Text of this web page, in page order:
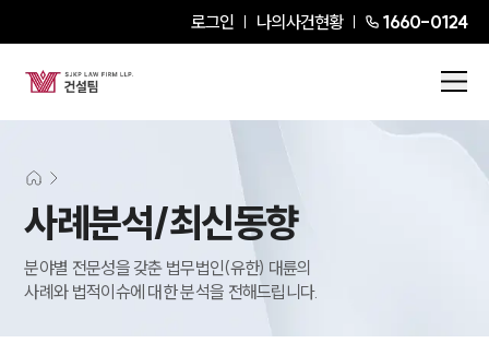
로그인 나의사건현황 1660-0124
사례분석/최신동향
분야별 전문성을 갖춘 법무법인(유한) 대륜의
사례와 법적이슈에 대한 분석을 전해드립니다.